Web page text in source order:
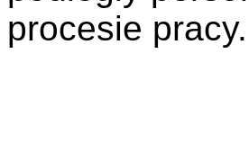
procesie pracy.